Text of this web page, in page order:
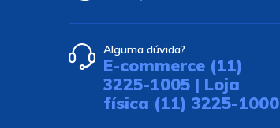
Alguma dúvida?
E-commerce (11)
3225-1005 | Loja
física (11) 3225-1000